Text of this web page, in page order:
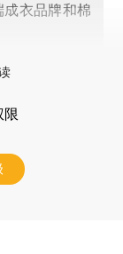
衣品牌和棉
限